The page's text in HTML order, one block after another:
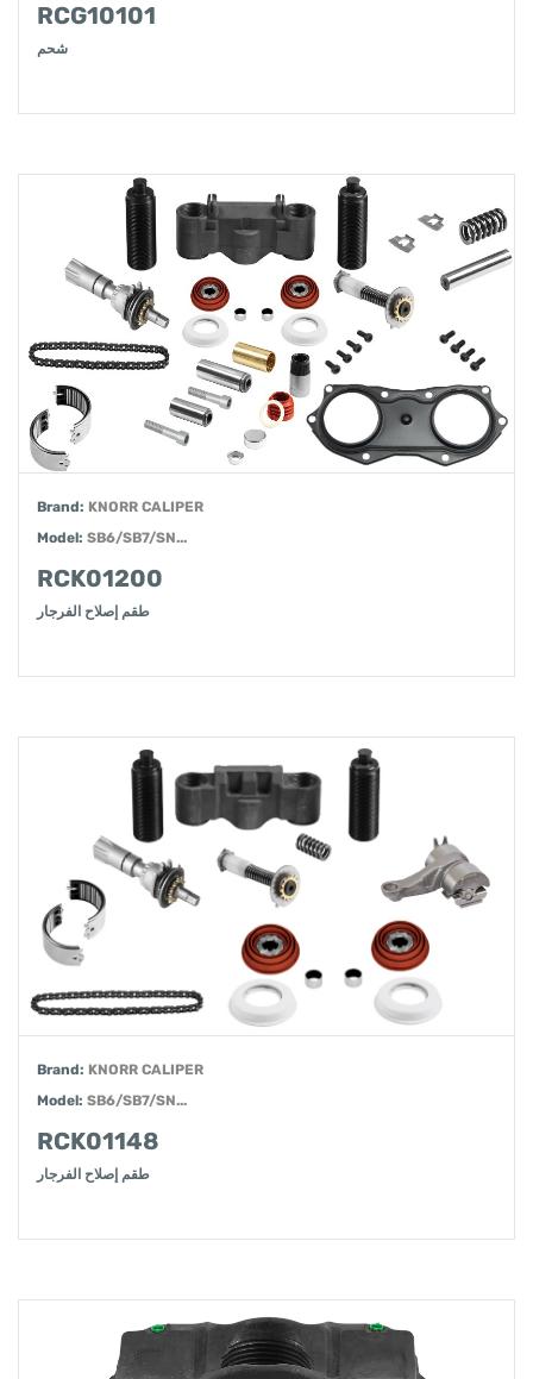
RCG10101
شحم
Brand: KNORR CALIPER
Model: SB6/SB7/SN...
RCK01200
طقم إصلاح الفرجار
Brand: KNORR CALIPER
Model: SB6/SB7/SN...
RCK01148
طقم إصلاح الفرجار